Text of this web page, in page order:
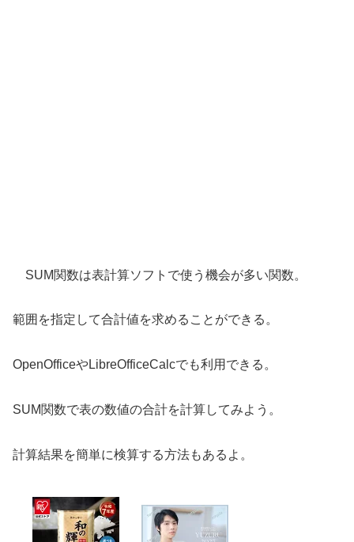
SUM関数は表計算ソフトで使う機会が多い関数。
範囲を指定して合計値を求めることができる。
OpenOfficeやLibreOfficeCalcでも利用できる。
SUM関数で表の数値の合計を計算してみよう。
計算結果を簡単に検算する方法もあるよ。